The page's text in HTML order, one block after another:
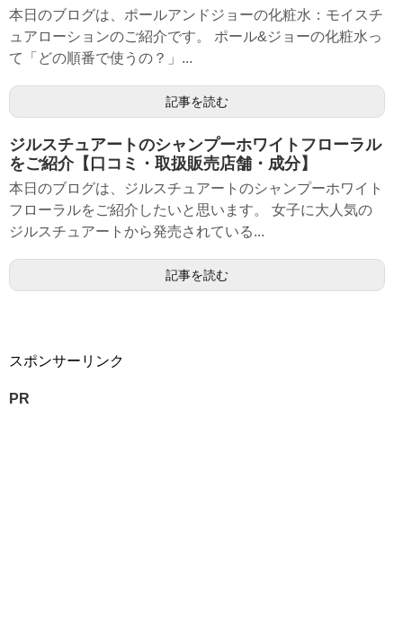
本日のブログは、ポールアンドジョーの化粧水：モイスチ
ュアローションのご紹介です。 ポール&ジョーの化粧水っ
て「どの順番で使うの？」...
記事を読む
ジルスチュアートのシャンプーホワイトフローラル
をご紹介【口コミ・取扱販売店舗・成分】
本日のブログは、ジルスチュアートのシャンプーホワイト
フローラルをご紹介したいと思います。 女子に大人気の
ジルスチュアートから発売されている...
記事を読む
スポンサーリンク
PR